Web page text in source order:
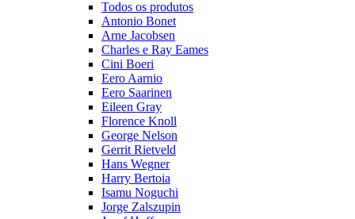
Todos os produtos
Antonio Bonet
Arne Jacobsen
Charles e Ray Eames
Cini Boeri
Eero Aarnio
Eero Saarinen
Eileen Gray
Florence Knoll
George Nelson
Gerrit Rietveld
Hans Wegner
Harry Bertoia
Isamu Noguchi
Jorge Zalszupin